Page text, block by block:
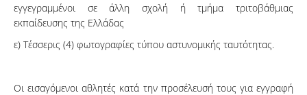
εγγεγραμμένοι σε άλλη σχολή ή τμήμα τριτοβάθμιας
εκπαίδευσης της Ελλάδας
ε) Τέσσερις (4) φωτογραφίες τύπου αστυνομικής ταυτότητας.
Οι εισαγόμενοι αθλητές κατά την προσέλευσή τους για εγγραφή